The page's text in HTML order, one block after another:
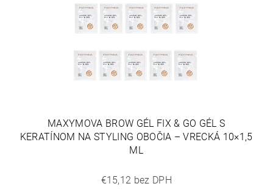
MAXYMOVA BROW GÉL FIX & GO GÉL S
KERATÍNOM NA STYLING OBOČIA – VRECKÁ 10×1,5
ML
€15,12 bez DPH